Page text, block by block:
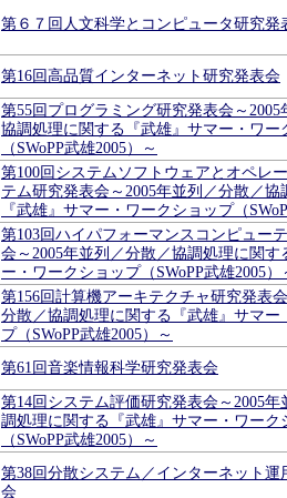
第６７回人文科学とコンピュータ研究発
第16回高品質インターネット研究発表会
第55回プログラミング研究発表会～2005
協調処理に関する『武雄』サマー・ワー
（SWoPP武雄2005）～
第100回システムソフトウェアとオペレ
テム研究発表会～2005年並列／分散／協
『武雄』サマー・ワークショップ（
第103回ハイパフォーマンスコンピュー
会～2005年並列／分散／協調処理に関す
ー・ワークショップ（SWoPP武雄2005）
第156回計算機アーキテクチャ研究発表
分散／協調処理に関する『武雄』サマー
プ（SWoPP武雄2005）～
第61回音楽情報科学研究発表会
第14回システム評価研究発表会～2005年
調処理に関する『武雄』サマー・ワーク
（SWoPP武雄2005）～
第38回分散システム／インターネット運
会